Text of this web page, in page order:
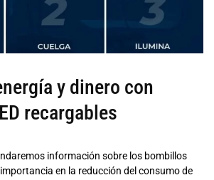
y dinero con
recargables
información sobre los bombillos
en la reducción del consumo de